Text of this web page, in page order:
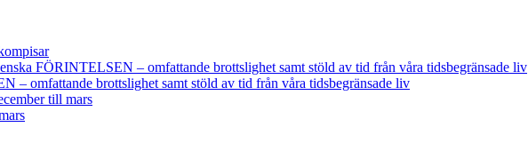
FÖRINTELSEN – omfattande brottslighet samt stöld av tid från våra tidsbegränsade liv
– omfattande brottslighet samt stöld av tid från våra tidsbegränsade liv
till mars